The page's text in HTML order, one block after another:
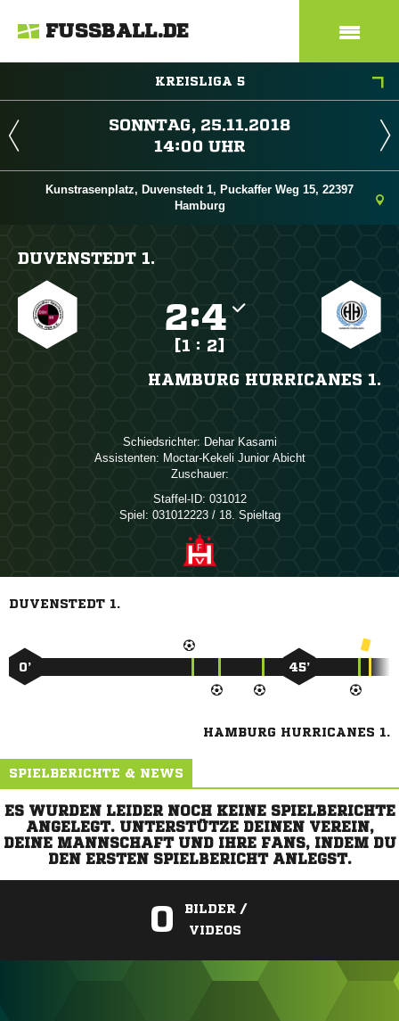
FUSSBALL.DE
KREISLIGA 5
 
 
Kunstrasenplatz, Duvenstedt 1, Puckaffer Weg 15, 22397
Hamburg
DUVENSTEDT 1.
:
[1 : 2]
HAMBURG HURRICANES 1.
Schiedsrichter:  
Assistenten:   
Zuschauer:
Staffel-ID: 031012
Spiel: 031012223 / 18. Spieltag
DUVENSTEDT 1.
0’ 45’
HAMBURG HURRICANES 1.
SPIELBERICHTE & NEWS
ES WURDEN LEIDER NOCH KEINE SPIELBERICHTE
ANGELEGT. UNTERSTÜTZE DEINEN VEREIN,
DEINE MANNSCHAFT UND IHRE FANS, INDEM DU
DEN ERSTEN SPIELBERICHT ANLEGST.
0
BILDER /
VIDEOS